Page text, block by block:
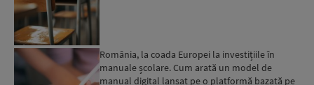
România, la coada Europei la investițiile în
manuale școlare. Cum arată un model de
manual digital lansat pe o platformă bazată pe